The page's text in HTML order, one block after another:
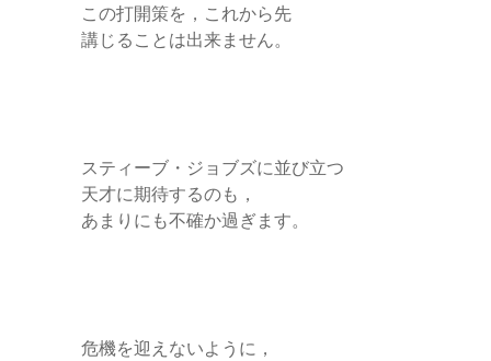
この打開策を，これから先
講じることは出来ません。
スティーブ・ジョブズに並び立つ
天才に期待するのも，
あまりにも不確か過ぎます。
危機を迎えないように，